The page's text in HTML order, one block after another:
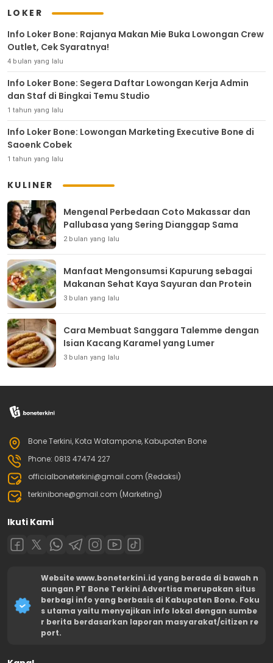
LOKER
Info Loker Bone: Rajanya Makan Mie Buka Lowongan Crew
Outlet, Cek Syaratnya!
4 bulan yang lalu
Info Loker Bone: Segera Daftar Lowongan Kerja Admin
dan Staf di Bingkai Temu Studio
1 tahun yang lalu
Info Loker Bone: Lowongan Marketing Executive Bone di
Saoenk Cobek
1 tahun yang lalu
KULINER
Mengenal Perbedaan Coto Makassar dan
Pallubasa yang Sering Dianggap Sama
2 bulan yang lalu
Manfaat Mengonsumsi Kapurung sebagai
Makanan Sehat Kaya Sayuran dan Protein
3 bulan yang lalu
Cara Membuat Sanggara Talemme dengan
Isian Kacang Karamel yang Lumer
3 bulan yang lalu
Bone Terkini, Kota Watampone, Kabupaten Bone
Phone: 0813 47474 227
officialboneterkini@gmail.com (Redaksi)
terkinibone@gmail.com (Marketing)
Ikuti Kami
Website www.boneterkini.id yang berada di bawah n
aungan PT Bone Terkini Advertisa merupakan situs
berbagi info yang berbasis di Kabupaten Bone. Foku
s utama yaitu menyajikan info lokal dengan sumbe
r berita berdasarkan laporan masyarakat/citizen re
port.